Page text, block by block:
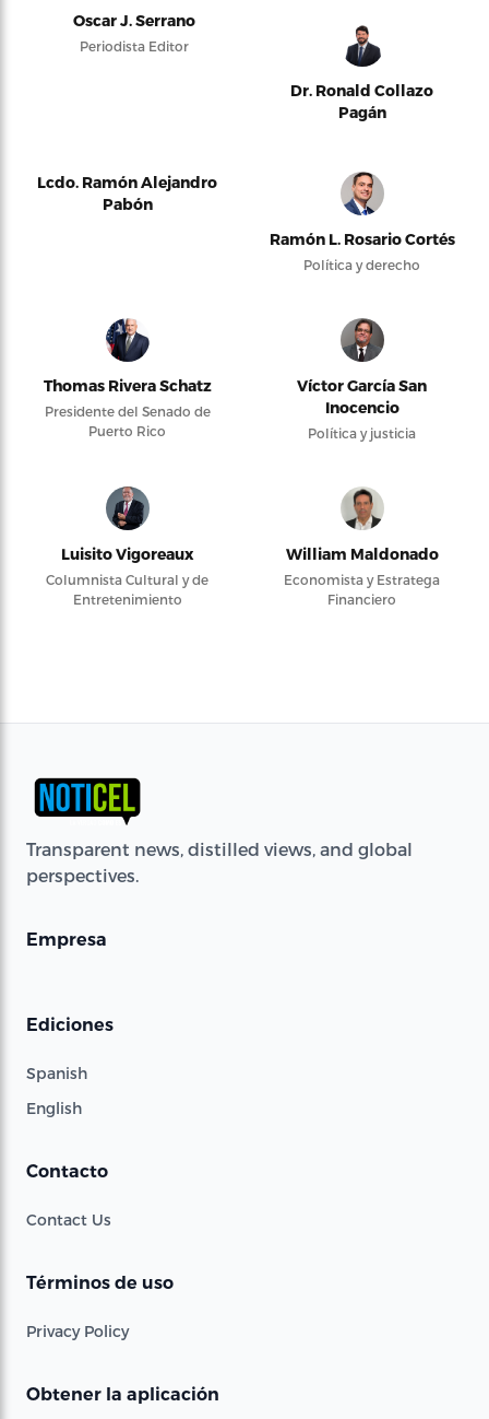
Oscar J. Serrano
Periodista Editor
Dr. Ronald Collazo
Pagán
Lcdo. Ramón Alejandro
Pabón
Ramón L. Rosario Cortés
Política y derecho
Thomas Rivera Schatz
Presidente del Senado de
Puerto Rico
Víctor García San
Inocencio
Política y justicia
Luisito Vigoreaux
Columnista Cultural y de
Entretenimiento
William Maldonado
Economista y Estratega
Financiero
Transparent news, distilled views, and global
perspectives.
Empresa
Ediciones
Spanish
English
Contacto
Contact Us
Términos de uso
Privacy Policy
Obtener la aplicación